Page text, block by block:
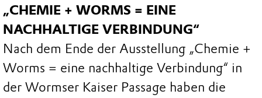
„CHEMIE + WORMS = EINE
NACHHALTIGE VERBINDUNG“
Nach dem Ende der Ausstellung „Chemie +
Worms = eine nachhaltige Verbindung“ in
der Wormser Kaiser Passage haben die